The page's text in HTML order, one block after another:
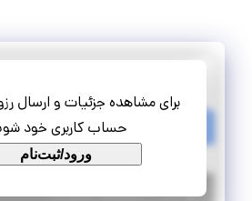
برای مشاهده جزئیات و ارسال
حساب کاربری خود
ورود/ثبت‌نام
پاره وقت استخدام
تهران |۶ سال پیش | منقضی شده